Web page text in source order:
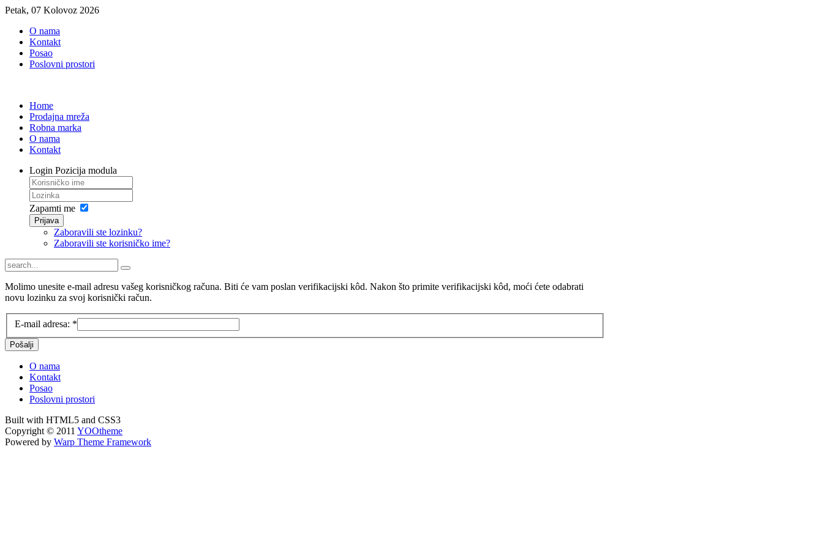
Petak, 07 Kolovoz 2026
O nama
Kontakt
Posao
Poslovni prostori
Home
Prodajna mreža
Robna marka
O nama
Kontakt
Login Pozicija modula
Zapamti me
Prijava
Zaboravili ste lozinku?
Zaboravili ste korisničko ime?
Molimo unesite e-mail adresu vašeg korisničkog računa. Biti će vam poslan verifikacijski kôd. Nakon što primite verifikacijski kôd, moći ćete odabrati
novu lozinku za svoj korisnički račun.
E-mail adresa: *
Pošalji
O nama
Kontakt
Posao
Poslovni prostori
Built with HTML5 and CSS3
Copyright © 2011 YOOtheme
Powered by Warp Theme Framework